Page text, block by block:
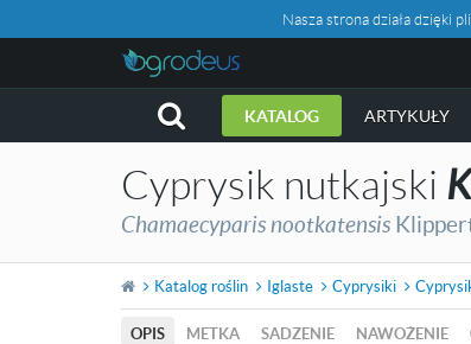
Nasza strona działa dzięki
KATALOG ARTYKUŁY
Cyprysik nutkajski
Chamaecyparis nootkatensis
Katalog roślin Iglaste Cyprysiki
OPIS METKA SADZENIE NAWOŻENIE